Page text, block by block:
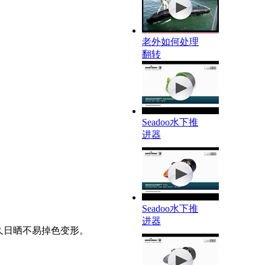
晒不易掉色变形。
老外如何处理
翻转
Seadoo水下推
进器
Seadoo水下推
进器